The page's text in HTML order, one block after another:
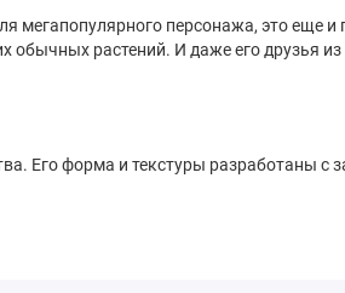
мегапопулярного персонажа, это еще
растений. И даже его друзья
Его форма и текстуры разработаны с